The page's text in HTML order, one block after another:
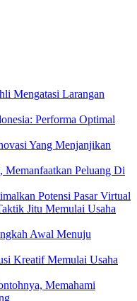
Mengatasi Larangan
Performa Optimal
Yang Menjanjikan
Peluang Di
Potensi Pasar Virtual
Jitu Memulai Usaha
Awal Menuju
Kreatif Memulai Usaha
Memahami